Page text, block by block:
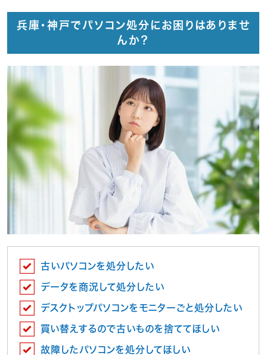
兵庫・神戸でパソコン処分にお困りはありませ
んか？
古いパソコンを処分したい
データを商況して処分したい
デスクトップパソコンをモニターごと処分したい
買い替えするので古いものを捨ててほしい
故障したパソコンを処分してほしい